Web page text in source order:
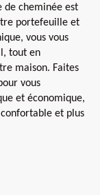
de cheminée est
portefeuille et
vous vous
tout en
maison. Faites
vous
et économique,
et plus